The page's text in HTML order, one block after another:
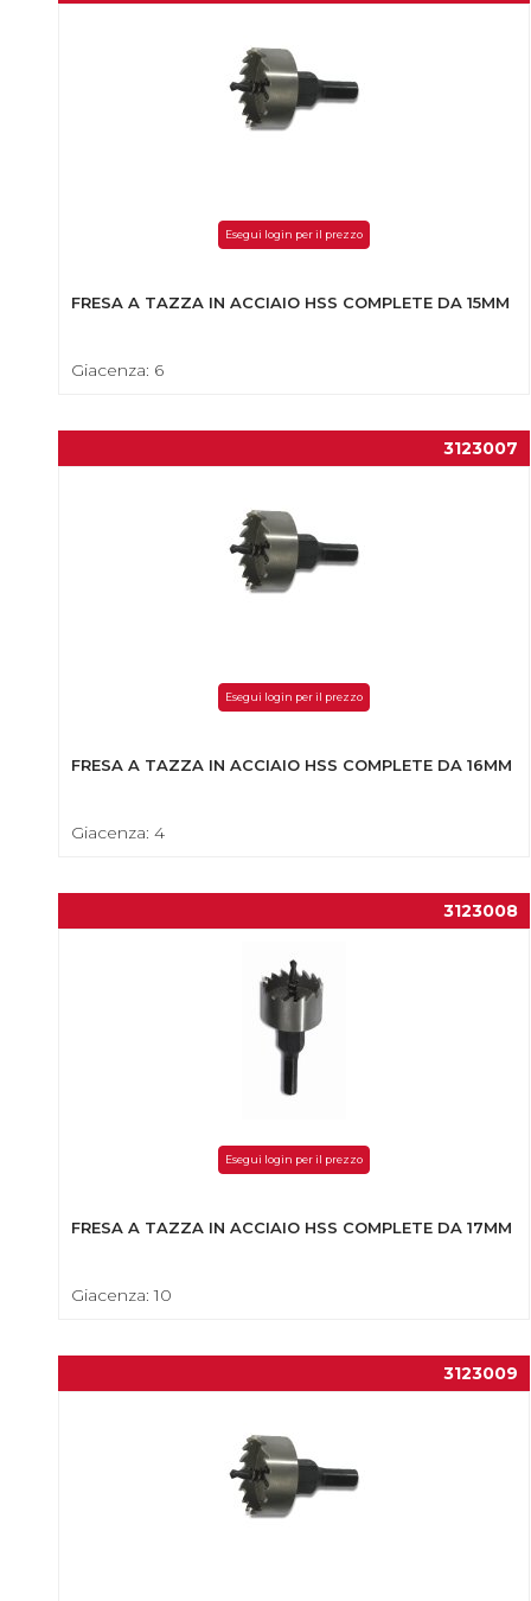
Esegui login per il prezzo
FRESA A TAZZA IN ACCIAIO HSS COMPLETE DA 15MM
Giacenza: 6
3123007
Esegui login per il prezzo
FRESA A TAZZA IN ACCIAIO HSS COMPLETE DA 16MM
Giacenza: 4
3123008
Esegui login per il prezzo
FRESA A TAZZA IN ACCIAIO HSS COMPLETE DA 17MM
Giacenza: 10
3123009